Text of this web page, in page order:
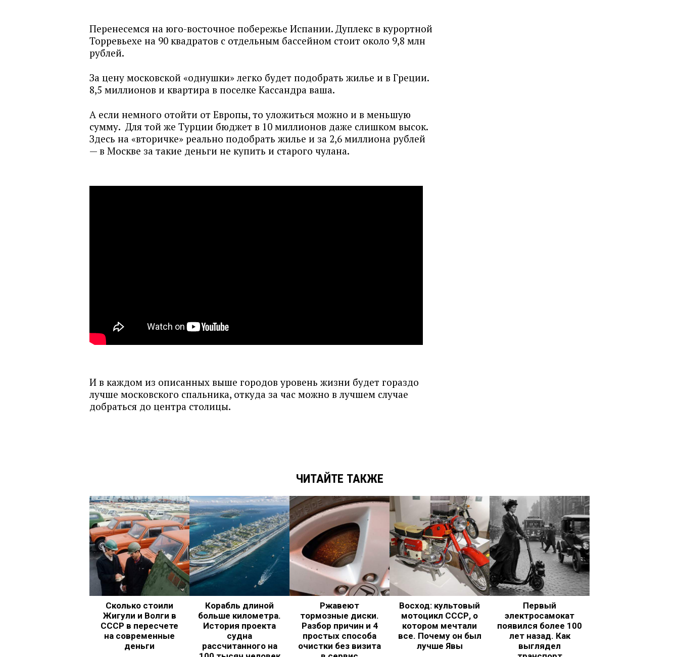
Перенесемся на юго-восточное побережье Испании. Дуплекс в курортной
Торревьехе на 90 квадратов с отдельным бассейном стоит около 9,8 млн
рублей.
За цену московской «однушки» легко будет подобрать жилье и в Греции.
8,5 миллионов и квартира в поселке Кассандра ваша.
А если немного отойти от Европы, то уложиться можно и в меньшую
сумму. Для той же Турции бюджет в 10 миллионов даже слишком высок.
Здесь на «вторичке» реально подобрать жилье и за 2,6 миллиона рублей
— в Москве за такие деньги не купить и старого чулана.
И в каждом из описанных выше городов уровень жизни будет гораздо
лучше московского спальника, откуда за час можно в лучшем случае
добраться до центра столицы.
ЧИТАЙТЕ ТАКЖЕ
Сколько стоили
Жигули и Волги в
СССР в пересчете
на современные
деньги
Корабль длиной
больше километра.
История проекта
судна
рассчитанного на
Ржавеют
тормозные диски.
Разбор причин и 4
простых способа
очистки без визита
Восход: культовый
мотоцикл СССР, о
котором мечтали
все. Почему он был
лучше Явы
Первый
электросамокат
появился более 100
лет назад. Как
выглядел